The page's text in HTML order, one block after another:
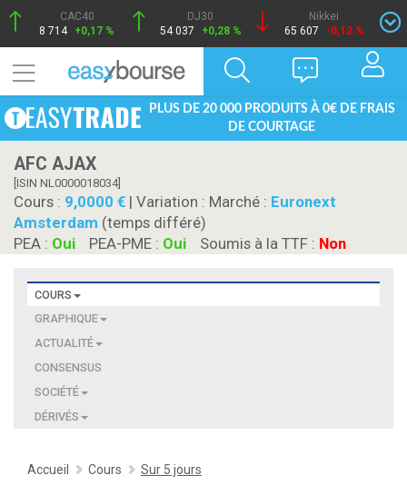
CAC40
8 714 +0,17 %
DJ30
54 037
+0,28 %
Nikkei
65 607
-0,12 %
PLUS DE 20 000 PRODUITS À 0€ DE FRAIS
DE COURTAGE
AFC AJAX
[ISIN NL0000018034]
Cours : 9,0000 | Variation : Marché : Euronext
Amsterdam (temps différé)
PEA : Oui PEA-PME : Oui Soumis à la TTF : Non
COURS
GRAPHIQUE
ACTUALITÉ
CONSENSUS
SOCIÉTÉ
DÉRIVÉS
Accueil Cours Sur 5 jours